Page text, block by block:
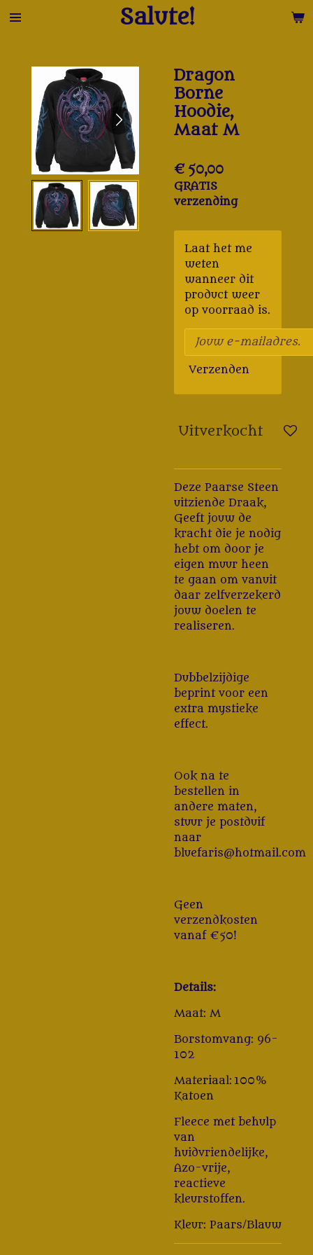
Ga
hoofdinhoud
Salute!
Dragon
Borne
Hoodie,
Maat M
€ 50,00
GRATIS
verzending
Laat het me
weten
wanneer dit
product weer
op voorraad is.
Verzenden
Uitverkocht
Deze Paarse Steen
uitziende Draak,
Geeft jouw de
kracht die je nodig
hebt om door je
eigen muur heen
te gaan om vanuit
daar zelfverzekerd
jouw doelen te
realiseren.
Dubbelzijdige
beprint voor een
extra mystieke
effect.
Ook na te
bestellen in
andere maten,
stuur je postduif
naar
bluefaris@hotmail.com
Geen
verzendkosten
vanaf €50!
Details:
Maat: M
Borstomvang: 96-
102
Materiaal: 100%
Katoen
Fleece met behulp
van
huidvriendelijke,
Azo-vrije,
reactieve
kleurstoffen.
Kleur: Paars/Blauw